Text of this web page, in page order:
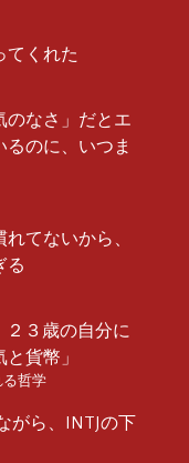
てくれた
のなさ」だとエ
のに、いつま
てないから、
る
３歳の自分に
貨幣」
る哲学
がら、INTJの下